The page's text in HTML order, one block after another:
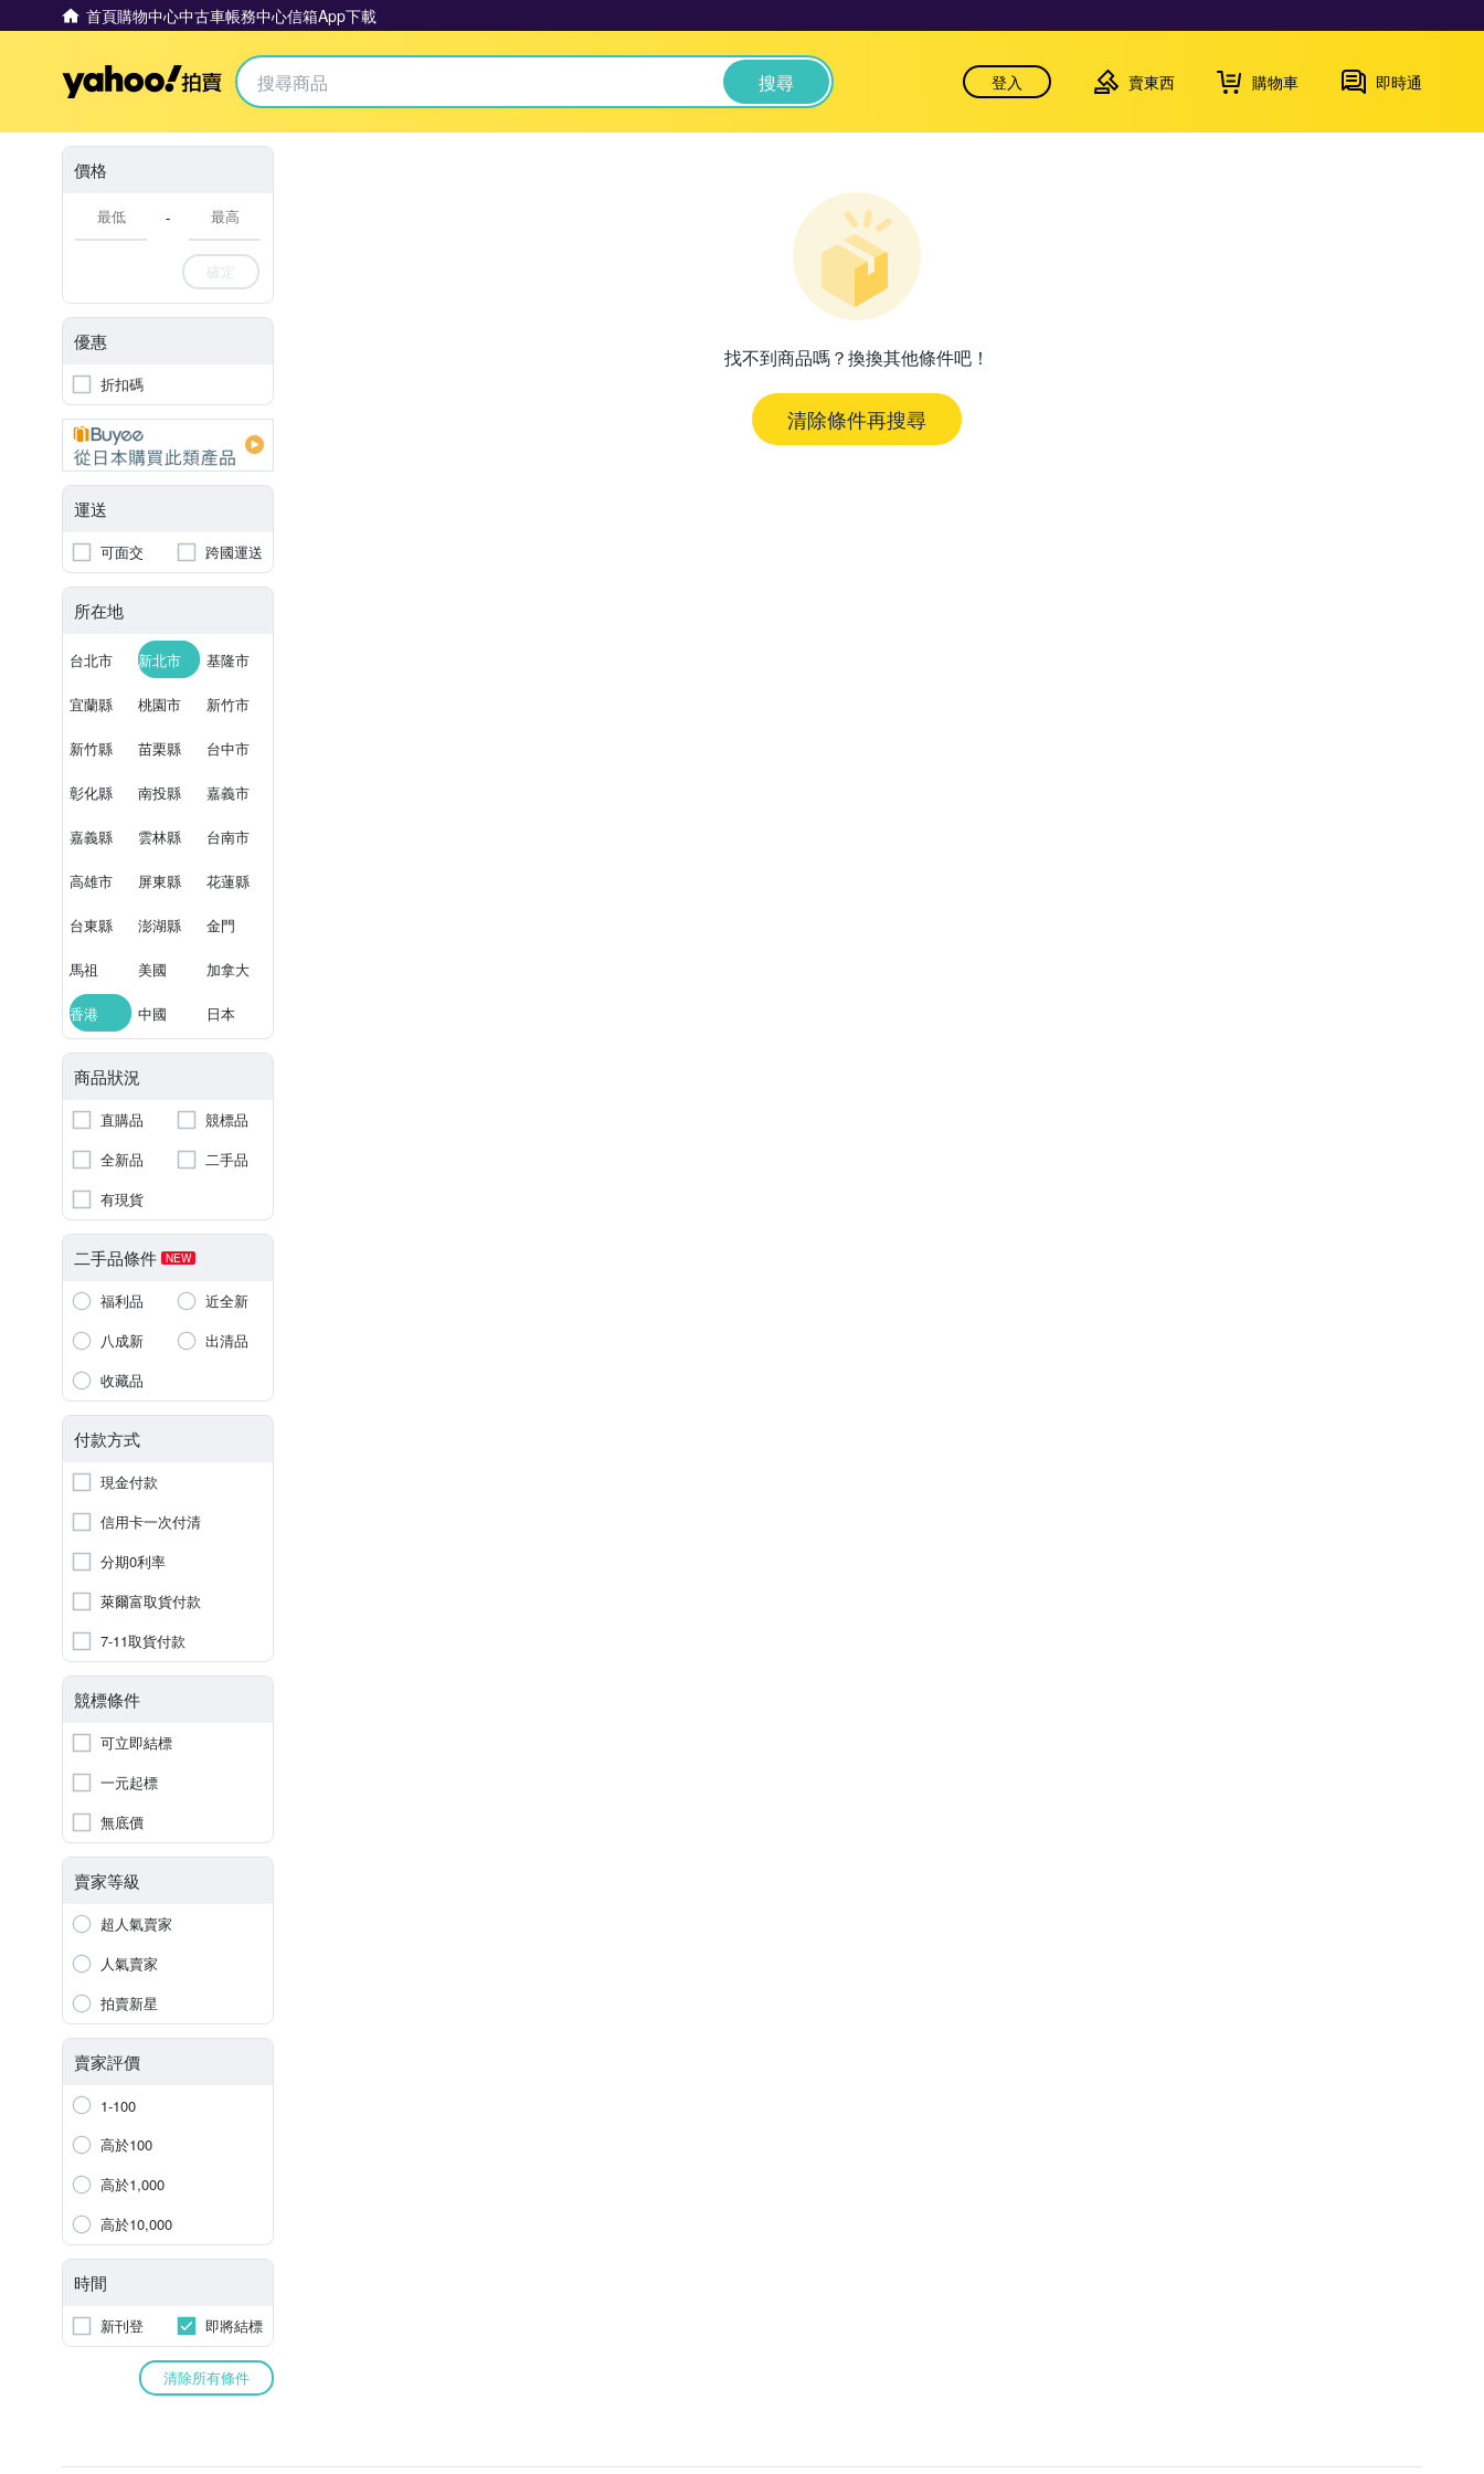
首頁購物中心中古車帳務中心信箱App下載
Yahoo拍賣 搜尋 登入 賣東西 購物車 即時通
價格
-
確定
優惠
折扣碼
運送
可面交 跨國運送
所在地
台北市 新北市 基隆市
宜蘭縣 桃園市 新竹市
新竹縣 苗栗縣 台中市
彰化縣 南投縣 嘉義市
嘉義縣 雲林縣 台南市
高雄市 屏東縣 花蓮縣
台東縣 澎湖縣 金門
馬祖 美國 加拿大
香港 中國 日本
商品狀況
直購品
競標品
全新品
二手品
有現貨
二手品條件 NEW
福利品
近全新
八成新
出清品
收藏品
付款方式
現金付款
信用卡一次付清
分期0利率
萊爾富取貨付款
7-11取貨付款
競標條件
可立即結標
一元起標
無底價
賣家等級
超人氣賣家
人氣賣家
拍賣新星
賣家評價
1-100
高於100
高於1,000
高於10,000
時間
新刊登 即將結標
清除所有條件
找不到商品嗎？換換其他條件吧！
清除條件再搜尋